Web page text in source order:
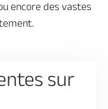
encore des vastes
sur